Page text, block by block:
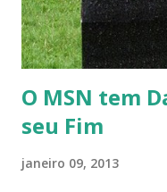
O MSN tem
seu Fim
janeiro 09, 2013